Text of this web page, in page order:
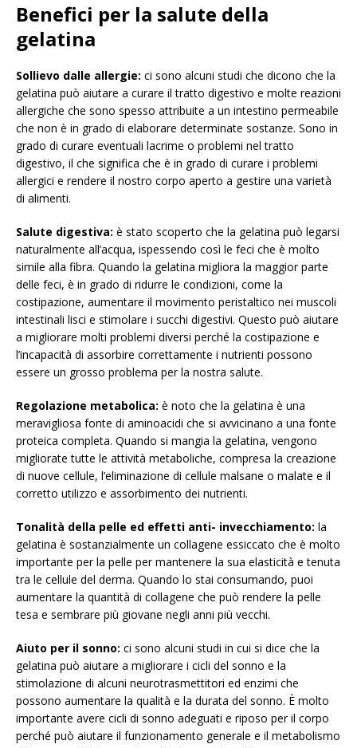
Benefici per la salute della
gelatina
Sollievo dalle allergie: ci sono alcuni studi che dicono che la
gelatina può aiutare a curare il tratto digestivo e molte reazioni
allergiche che sono spesso attribuite a un intestino permeabile
che non è in grado di elaborare determinate sostanze. Sono in
grado di curare eventuali lacrime o problemi nel tratto
digestivo, il che significa che è in grado di curare i problemi
allergici e rendere il nostro corpo aperto a gestire una varietà
di alimenti.
Salute digestiva: è stato scoperto che la gelatina può legarsi
naturalmente all’acqua, ispessendo così le feci che è molto
simile alla fibra. Quando la gelatina migliora la maggior parte
delle feci, è in grado di ridurre le condizioni, come la
costipazione, aumentare il movimento peristaltico nei muscoli
intestinali lisci e stimolare i succhi digestivi. Questo può aiutare
a migliorare molti problemi diversi perché la costipazione e
l’incapacità di assorbire correttamente i nutrienti possono
essere un grosso problema per la nostra salute.
Regolazione metabolica: è noto che la gelatina è una
meravigliosa fonte di aminoacidi che si avvicinano a una fonte
proteica completa. Quando si mangia la gelatina, vengono
migliorate tutte le attività metaboliche, compresa la creazione
di nuove cellule, l’eliminazione di cellule malsane o malate e il
corretto utilizzo e assorbimento dei nutrienti.
Tonalità della pelle ed effetti anti- invecchiamento: la
gelatina è sostanzialmente un collagene essiccato che è molto
importante per la pelle per mantenere la sua elasticità e tenuta
tra le cellule del derma. Quando lo stai consumando, puoi
aumentare la quantità di collagene che può rendere la pelle
tesa e sembrare più giovane negli anni più vecchi.
Aiuto per il sonno: ci sono alcuni studi in cui si dice che la
gelatina può aiutare a migliorare i cicli del sonno e la
stimolazione di alcuni neurotrasmettitori ed enzimi che
possono aumentare la qualità e la durata del sonno. È molto
importante avere cicli di sonno adeguati e riposo per il corpo
perché può aiutare il funzionamento generale e il metabolismo